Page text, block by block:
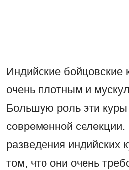
Индийские бойцовские
очень плотным и
Большую роль эти куры
современной
разведения индийских
том, что они очень